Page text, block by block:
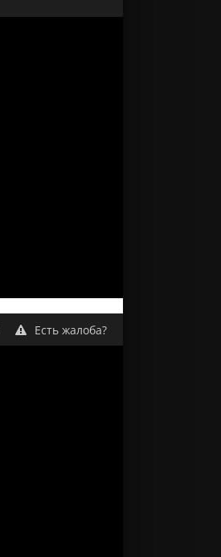
Есть жалоба?